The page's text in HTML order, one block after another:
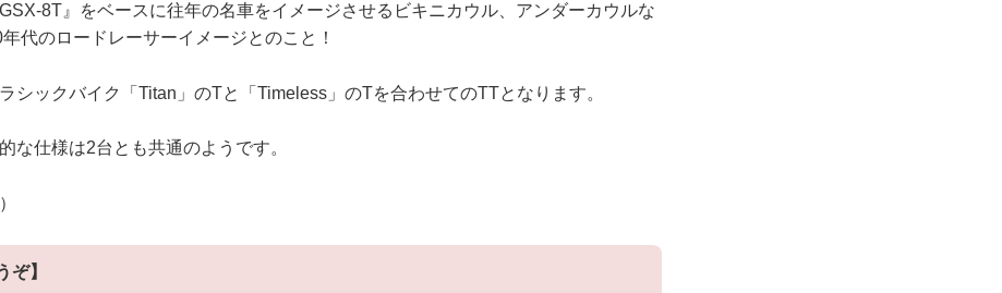
8T』をベースに往年の名車をイメージさせるビキニカウル、アンダーカウルな
代のロードレーサーイメージとのこと！
シックバイク「Titan」のTと「Timeless」のTを合わせてのTTとなります。
な仕様は2台とも共通のようです。
ぞ】